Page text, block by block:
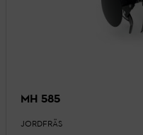
MH 585
JORDFRÄS